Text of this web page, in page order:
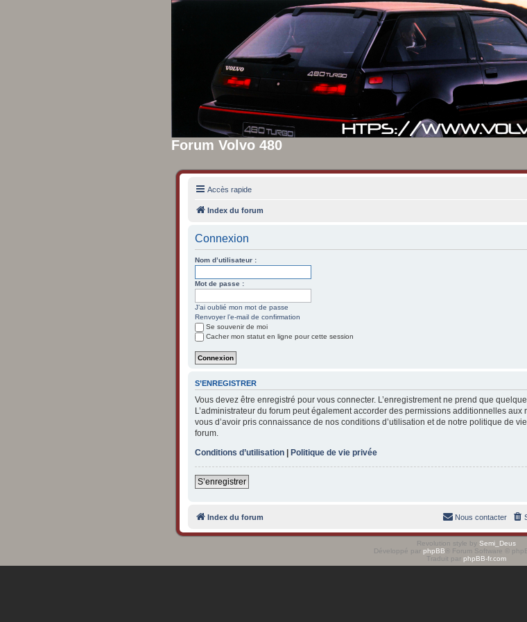
Forum Volvo 480
Accès rapide
Index du forum
Connexion
Nom d’utilisateur :
Mot de passe :
J’ai oublié mon mot de passe
Renvoyer l’e-mail de confirmation
Se souvenir de moi
Cacher mon statut en ligne pour cette session
S’ENREGISTRER
Vous devez être enregistré pour vous connecter. L’enregistrement ne prend que
L’administrateur du forum peut également accorder des permissions additionnelles
vous d’avoir pris connaissance de nos conditions d’utilisation et de notre politique de
forum.
Conditions d’utilisation | Politique de vie privée
S’enregistrer
Index du forum Nous contacter
Revolution style by Semi_Deus
Développé par phpBB ® Forum Software ©
Traduit par phpBB-fr.com